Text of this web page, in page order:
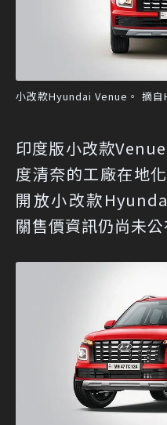
小改款Hyundai Venue。 摘
印度版小改款
度清奈的工廠在地
開放小改款
關售價資訊仍尚未公